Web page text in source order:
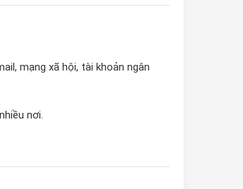
mạng xã hội, tài khoản ngân
nơi.